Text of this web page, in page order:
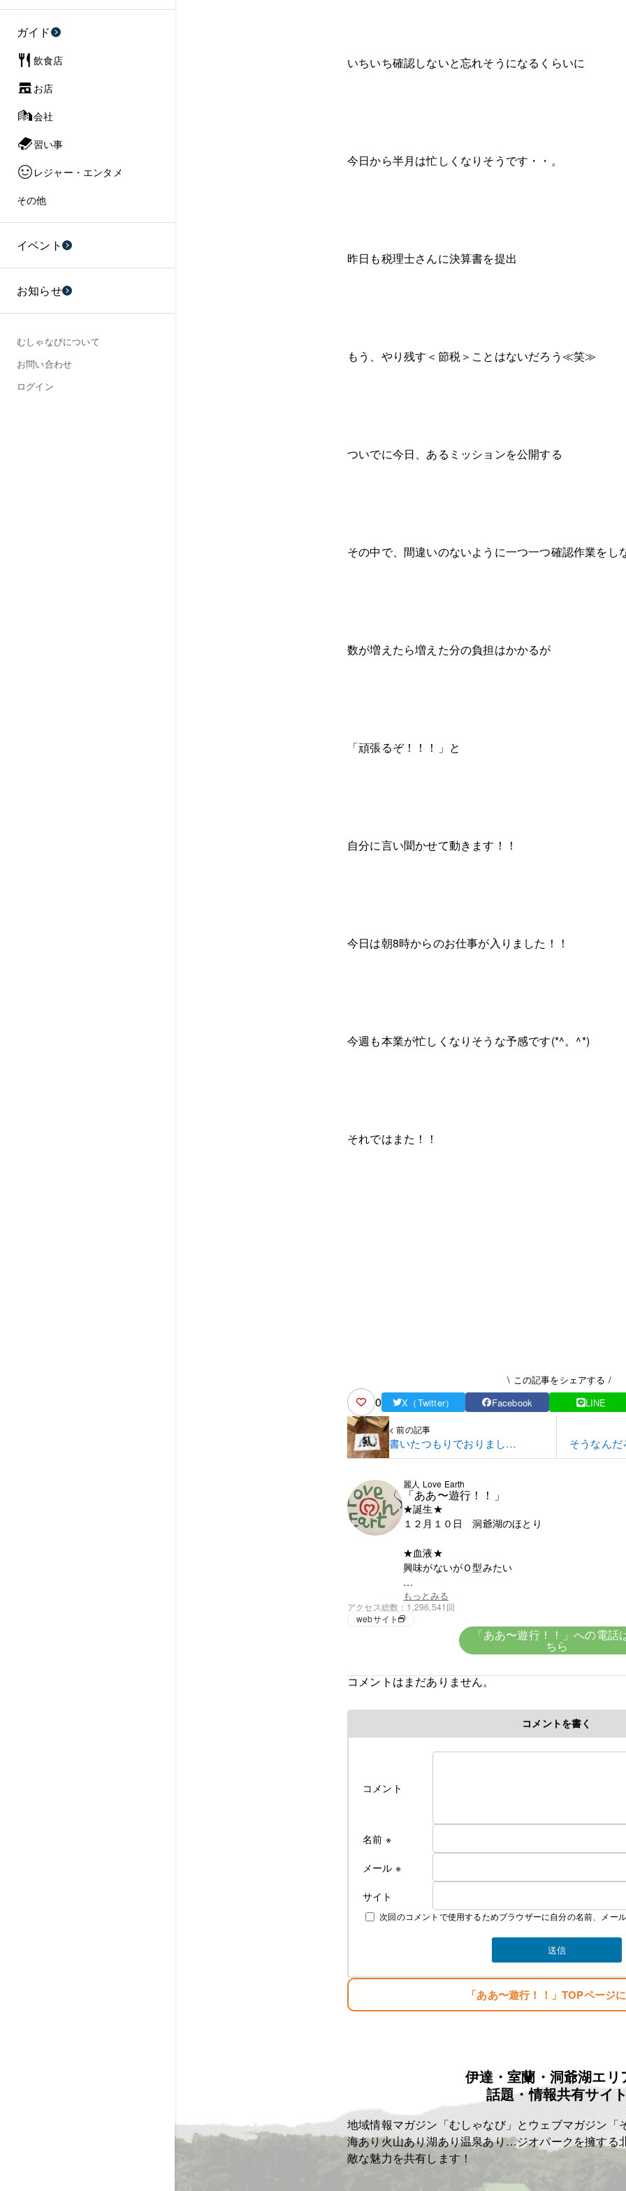
ガイド
飲食店
お店
会社
習い事
レジャー・エンタメ
その他
イベント
お知らせ
むしゃなびについて
お問い合わせ
ログイン
いちいち確認しないと忘れそうになるくらいに
今日から半月は忙しくなりそうです・・。
昨日も税理士さんに決算書を提出
もう、やり残す＜節税＞ことはないだろう≪笑≫
ついでに今日、あるミッションを公開する
その中で、間違いのないように一つ一つ確認作業をし
数が増えたら増えた分の負担はかかるが
「頑張るぞ！！！」と
自分に言い聞かせて動きます！！
今日は朝8時からのお仕事が入りました！！
今週も本業が忙しくなりそうな予感です(*^。^*)
それではまた！！
0
\ この記事をシェアする /
X（Twitter）
Facebook LINE
< 前の記事
書いたつもりでおりまし
た・・。≪笑≫
そうなんだ
麗人 Love Earth
「ああ〜遊行！！」
★誕生★
１２月１０日 洞爺湖のほとり
★血液★
興味がないがＯ型みたい
★趣味★
創造
５歳で父の仕事の関係で岩手県に・・。
修行時代＞高校を卒業後千葉県の大友美容室で１
遊行が始まった、始まった頃は苦行の連続 真面
目標
「楽しむこと・・。」
「人生はたった一度きり・・。自分の人生の映画
麗人ＨＰ
http://reijin.website/
もっとみる
アクセス総数
1,296,541回
webサイト
「ああ〜遊行！！」への電話
ちら
コメントはまだありません。
コメントを書く
コメント
名前 ※
メール ※
サイト
次回のコメントで使用するためブラウザーに自分の名前、メー
「ああ〜遊行！！」TOPページ
伊達・室蘭・洞爺湖エリ
話題・情報共有サイ
地域情報マガジン「むしゃなび」とウェブマガジン「
海あり火山あり湖あり温泉あり…ジオパークを擁する
敵な魅力を共有します！